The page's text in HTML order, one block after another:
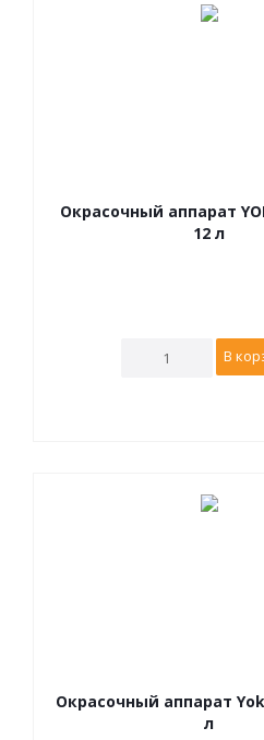
Окрасочный аппарат
12 л
В
Окрасочный аппарат
л